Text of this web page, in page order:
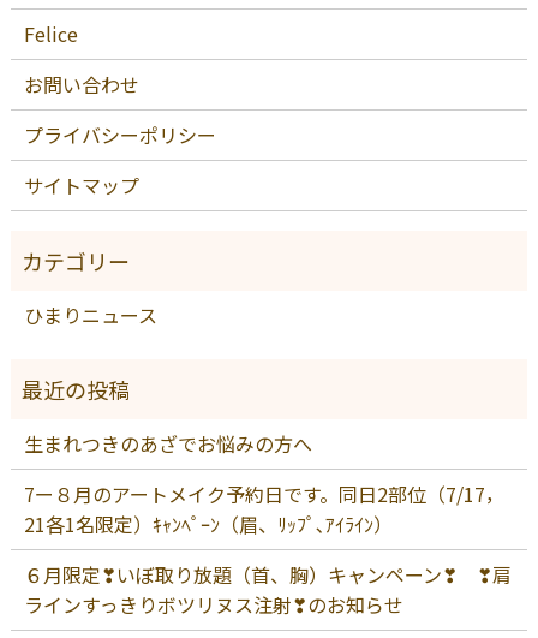
Felice
お問い合わせ
プライバシーポリシー
サイトマップ
ひまりニュース
生まれつきのあざでお悩みの方へ
7ー８月のアートメイク予約日です。同日2部位（7/17，
21各1名限定）ｷｬﾝﾍﾟｰﾝ（眉、ﾘｯﾌﾟ､ｱｲﾗｲﾝ）
６月限定❣いぼ取り放題（首、胸）キャンペーン❣ ❣肩
ラインすっきりボツリヌス注射❣のお知らせ